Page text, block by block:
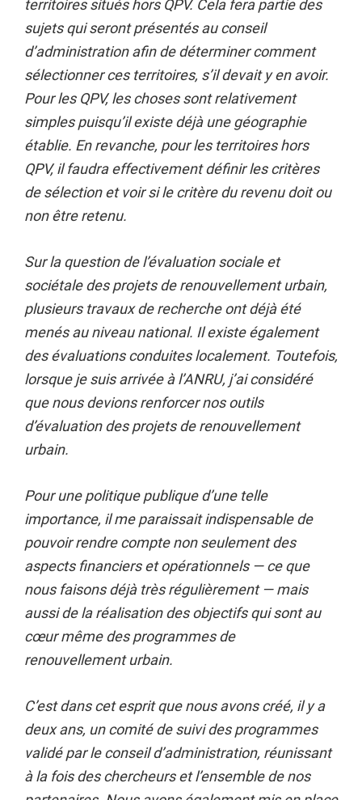
territoires situés hors QPV. Cela fera partie des
sujets qui seront présentés au conseil
d’administration afin de déterminer comment
sélectionner ces territoires, s’il devait y en avoir.
Pour les QPV, les choses sont relativement
simples puisqu’il existe déjà une géographie
établie. En revanche, pour les territoires hors
QPV, il faudra effectivement définir les critères
de sélection et voir si le critère du revenu doit ou
non être retenu.
Sur la question de l’évaluation sociale et
sociétale des projets de renouvellement urbain,
plusieurs travaux de recherche ont déjà été
menés au niveau national. Il existe également
des évaluations conduites localement. Toutefois,
lorsque je suis arrivée à l’ANRU, j’ai considéré
que nous devions renforcer nos outils
d’évaluation des projets de renouvellement
urbain.
Pour une politique publique d’une telle
importance, il me paraissait indispensable de
pouvoir rendre compte non seulement des
aspects financiers et opérationnels — ce que
nous faisons déjà très régulièrement — mais
aussi de la réalisation des objectifs qui sont au
cœur même des programmes de
renouvellement urbain.
C’est dans cet esprit que nous avons créé, il y a
deux ans, un comité de suivi des programmes
validé par le conseil d’administration, réunissant
à la fois des chercheurs et l’ensemble de nos